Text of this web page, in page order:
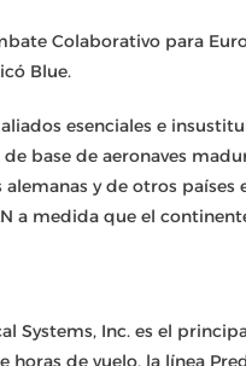
Colaborativo para
Blue.
esenciales e
base de aeronaves
y de otros
a medida que el
Systems, Inc. es el
horas de vuelo, la línea